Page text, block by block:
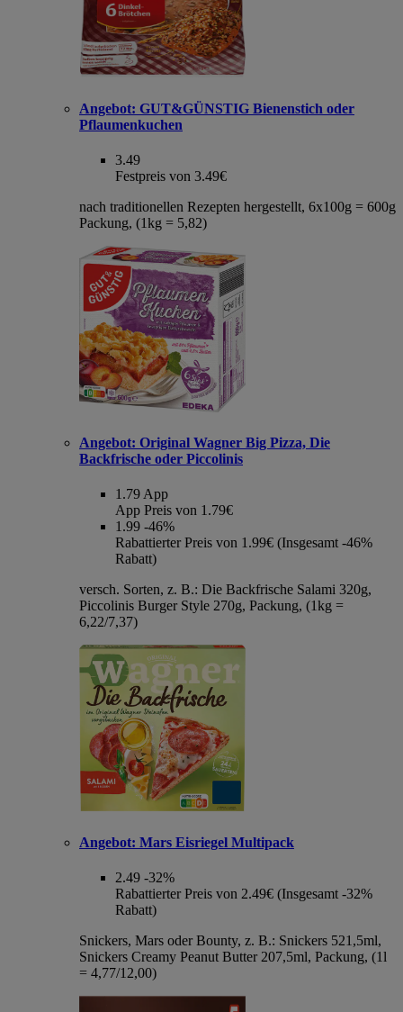
Angebot: GUT&GÜNSTIG Bienenstich oder
Pflaumenkuchen
3.49
Festpreis von 3.49€
nach traditionellen Rezepten hergestellt, 6x100g = 600g
Packung, (1kg = 5,82)
Angebot: Original Wagner Big Pizza, Die
Backfrische oder Piccolinis
1.79App
App Preis von 1.79€
1.99 -46%
Rabattierter Preis von 1.99€ (Insgesamt -46%
Rabatt)
versch. Sorten, z. B.: Die Backfrische Salami 320g,
Piccolinis Burger Style 270g, Packung, (1kg =
6,22/7,37)
Angebot: Mars Eisriegel Multipack
2.49 -32%
Rabattierter Preis von 2.49€ (Insgesamt -32%
Rabatt)
Snickers, Mars oder Bounty, z. B.: Snickers 521,5ml,
Snickers Creamy Peanut Butter 207,5ml, Packung, (1l
= 4,77/12,00)